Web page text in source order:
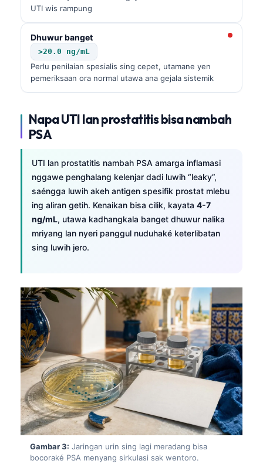
UTI wis rampung
Dhuwur banget
>20.0 ng/mL
Perlu penilaian spesialis sing cepet, utamane yen
pemeriksaan ora normal utawa ana gejala sistemik
Napa UTI lan prostatitis bisa nambah
PSA
UTI lan prostatitis nambah PSA amarga inflamasi
nggawe penghalang kelenjar dadi luwih “leaky”,
saéngga luwih akeh antigen spesifik prostat mlebu
ing aliran getih. Kenaikan bisa cilik, kayata 4-7
ng/mL, utawa kadhangkala banget dhuwur nalika
mriyang lan nyeri panggul nuduhaké keterlibatan
sing luwih jero.
Gambar 3: Jaringan urin sing lagi meradang bisa
bocoraké PSA menyang sirkulasi sak wentoro.